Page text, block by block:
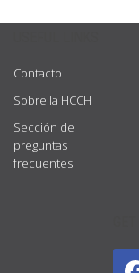
Contacto
Sobre la HCCH
Sección de
preguntas
frecuentes